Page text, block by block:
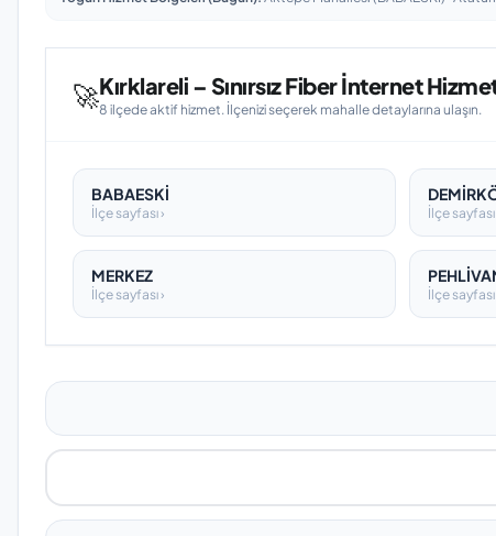
🚀Kırklareli – Sınırsız Fiber İnternet
8 ilçede aktif hizmet. İlçenizi seçerek mahalle detaylarına ulaşın.
BABAESKİ
İlçe sayfası › İlçe sayfası
MERKEZ
İlçe sayfası › İlçe sayfası